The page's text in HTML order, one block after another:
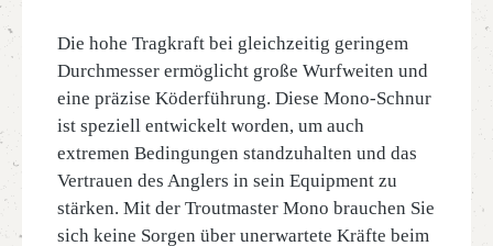
Die hohe Tragkraft bei gleichzeitig geringem
Durchmesser ermöglicht große Wurfweiten und
eine präzise Köderführung. Diese Mono-Schnur
ist speziell entwickelt worden, um auch
extremen Bedingungen standzuhalten und das
Vertrauen des Anglers in sein Equipment zu
stärken. Mit der Troutmaster Mono brauchen Sie
sich keine Sorgen über unerwartete Kräfte beim